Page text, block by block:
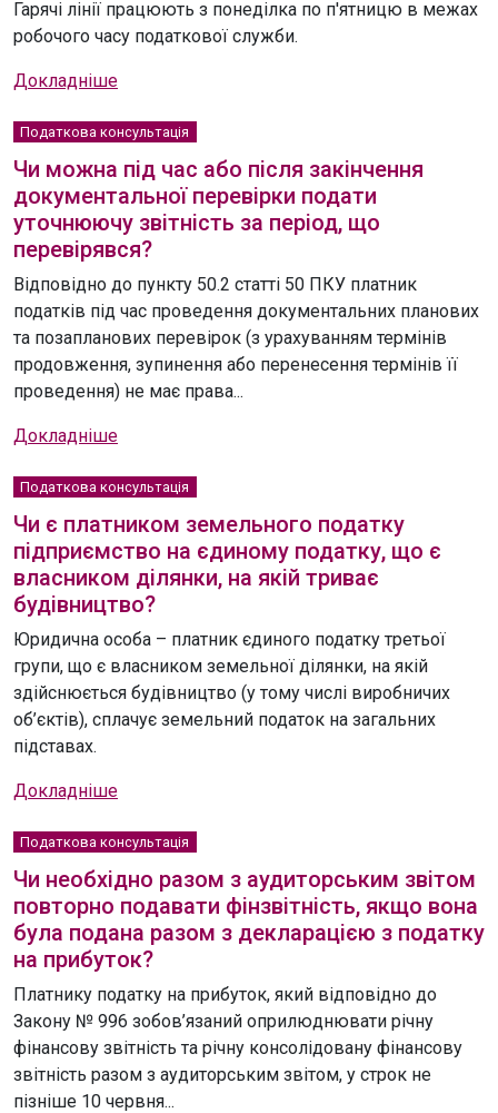
Гарячі лінії працюють з понеділка по п'ятницю в межах
робочого часу податкової служби.
Докладніше
Податкова консультація
Чи можна під час або після закінчення
документальної перевірки подати
уточнюючу звітність за період, що
перевірявся?
Відповідно до пункту 50.2 статті 50 ПКУ платник
податків під час проведення документальних планових
та позапланових перевірок (з урахуванням термінів
продовження, зупинення або перенесення термінів її
проведення) не має права...
Докладніше
Податкова консультація
Чи є платником земельного податку
підприємство на єдиному податку, що є
власником ділянки, на якій триває
будівництво?
Юридична особа – платник єдиного податку третьої
групи, що є власником земельної ділянки, на якій
здійснюється будівництво (у тому числі виробничих
об’єктів), сплачує земельний податок на загальних
підставах.
Докладніше
Податкова консультація
Чи необхідно разом з аудиторським звітом
повторно подавати фінзвітність, якщо вона
була подана разом з декларацією з податку
на прибуток?
Платнику податку на прибуток, який відповідно до
Закону № 996 зобов’язаний оприлюднювати річну
фінансову звітність та річну консолідовану фінансову
звітність разом з аудиторським звітом, у строк не
пізніше 10 червня...